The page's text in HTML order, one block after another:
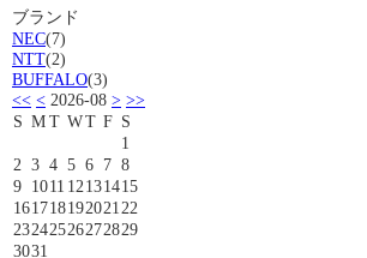
ブランド
NEC(7)
NTT(2)
BUFFALO(3)
<< < 2026-08 > >>
S MT WT F S
1
2 3 4 5 6 7 8
9 1011 12131415
161718192021 22
23242526272829
3031